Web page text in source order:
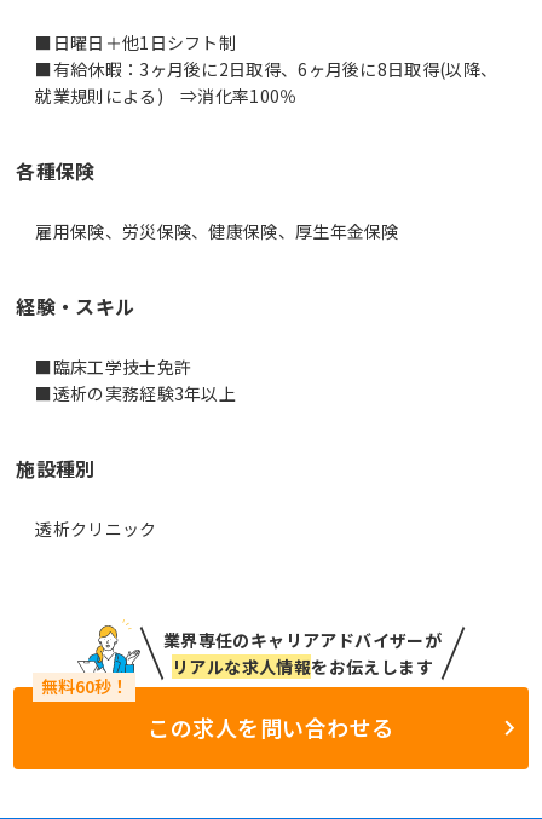
■日曜日＋他1日シフト制
■有給休暇：3ヶ月後に2日取得、6ヶ月後に8日取得(以降、
就業規則による) ⇒消化率100％
各種保険
雇用保険、労災保険、健康保険、厚生年金保険
経験・スキル
■臨床工学技士免許
■透析の実務経験3年以上
施設種別
透析クリニック
業界専任のキャリアアドバイザーが
リアルな求人情報をお伝えします
この求人を問い合わせる